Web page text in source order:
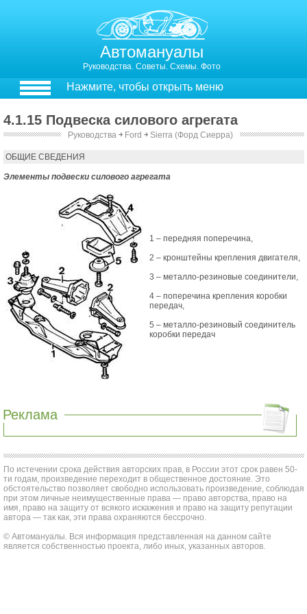
Автомануалы
Руководства. Советы. Схемы. Фото
Нажмите, чтобы открыть меню
4.1.15 Подвеска силового агрегата
Руководства ￫ Ford ￫ Sierra (Форд Сиерра)
ОБЩИЕ СВЕДЕНИЯ
Элементы подвески силового агрегата
1 – передняя поперечина,
2 – кронштейны крепления двигателя,
3 – металло-резиновые соединители,
4 – поперечина крепления коробки
передач,
5 – металло-резиновый соединитель
коробки передач
Реклама
По истечении срока действия авторских прав, в России этот срок равен 50-
ти годам, произведение переходит в общественное достояние. Это
обстоятельство позволяет свободно использовать произведение, соблюдая
при этом личные неимущественные права — право авторства, право на
имя, право на защиту от всякого искажения и право на защиту репутации
автора — так как, эти права охраняются бессрочно.
© Автомануалы. Вся информация представленная на данном сайте
является собственностью проекта, либо иных, указанных авторов.